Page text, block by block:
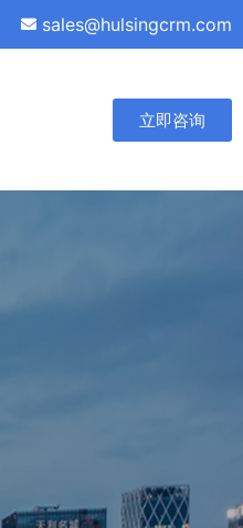
sales@hulsingcrm.com
立即咨询